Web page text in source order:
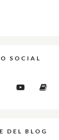
SOCIAL
DEL BLOG